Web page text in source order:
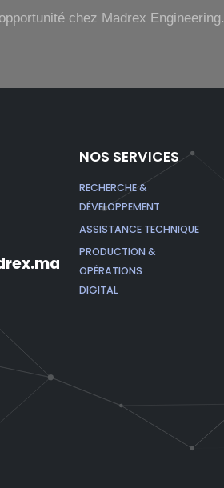
chez Madrex Engineering.
NOS SERVICES
RECHERCHE &
DÉVELOPPEMENT
ASSISTANCE TECHNIQUE
PRODUCTION &
OPÉRATIONS
DIGITAL